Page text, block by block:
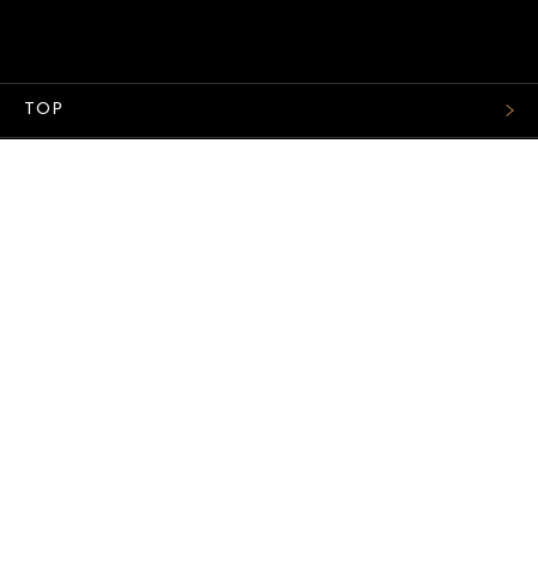
TOP